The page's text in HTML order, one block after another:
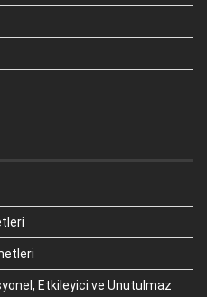
Etkileyici ve Unutulmaz